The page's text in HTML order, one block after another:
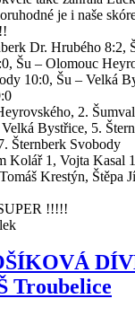
je i naše
Dr. Hrubého 8:2,
Šu – Olomouc
10:0, Šu – Velká
2.
Bystřice, 5.
Šternberk Svobody
Kolář 1, Vojta Kasal
Krestýn, Štěpa
!!!!!
Troubelice